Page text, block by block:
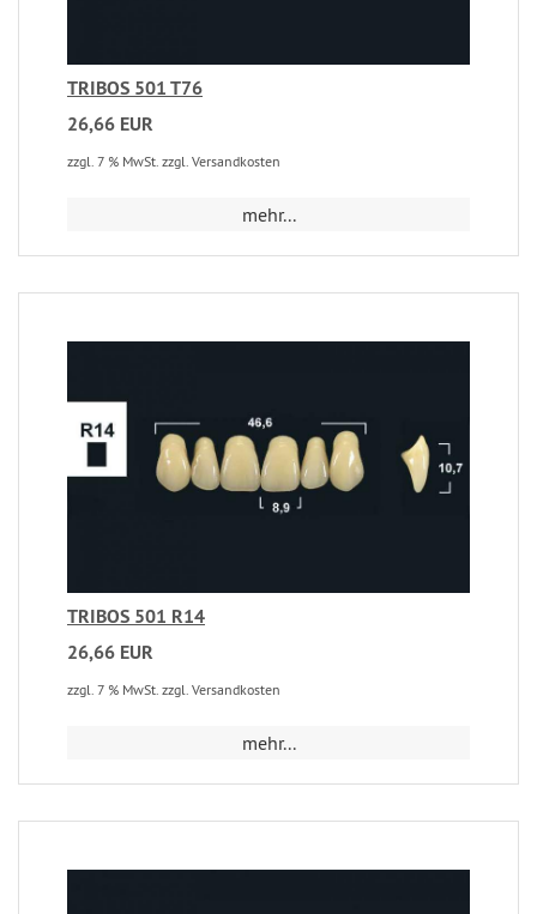
TRIBOS 501 T76
26,66 EUR
zzgl. 7 % MwSt. zzgl. Versandkosten
mehr...
TRIBOS 501 R14
26,66 EUR
zzgl. 7 % MwSt. zzgl. Versandkosten
mehr...